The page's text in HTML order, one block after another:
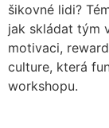
šikovné lidi?
jak skládat tým
motivaci,
culture, která
workshopu.